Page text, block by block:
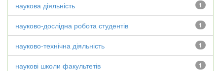
1
наукова діяльність
1
науково-дослідна робота студентів
1
науково-технічна діяльність
1
наукові школи факультетів